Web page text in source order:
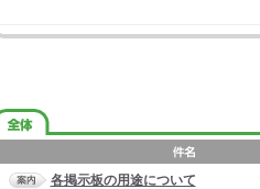
各掲示板の用途について